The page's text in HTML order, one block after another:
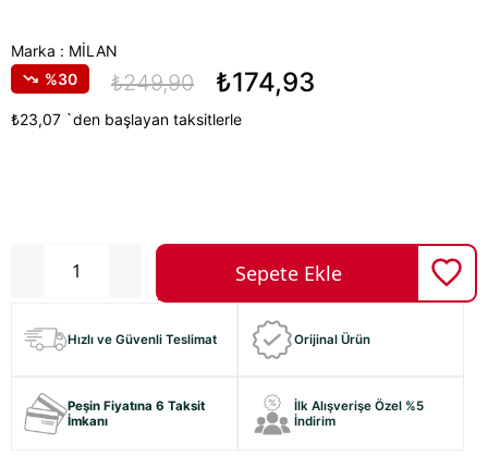
Marka : MİLAN
30
₺249,90 ₺174,93
₺23,07 `den başlayan taksitlerle
Hızlı ve Güvenli Teslimat Orijinal Ürün
Peşin Fiyatına 6 Taksit
İmkanı
İlk Alışverişe Özel %5
İndirim